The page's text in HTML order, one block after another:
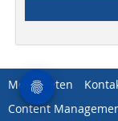
Mediadaten
Content